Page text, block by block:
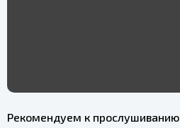
Рекомендуем к прослушиванию